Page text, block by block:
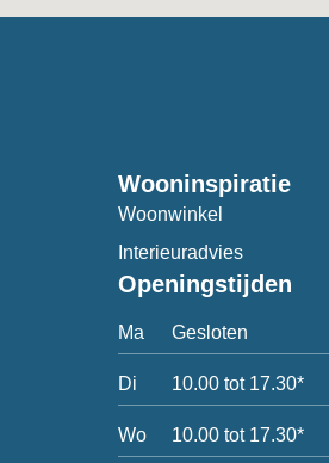
Wooninspiratie
Woonwinkel
Interieuradvies
Openingstijden
Ma Gesloten
Di 10.00 tot 17.30*
Wo 10.00 tot 17.30*